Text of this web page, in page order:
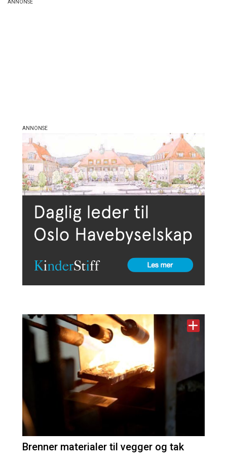
Brenner materialer til vegger og tak